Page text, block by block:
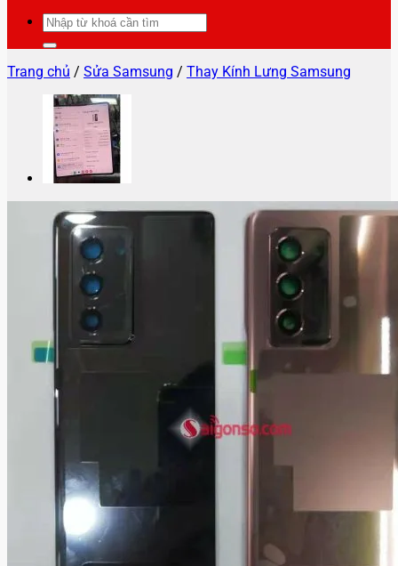
Tìm
kiếm:
Trang chủ / Sửa Samsung / Thay Kính Lưng Samsung